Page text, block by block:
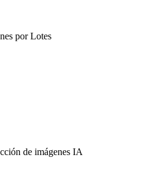
por Lotes
de imágenes IA